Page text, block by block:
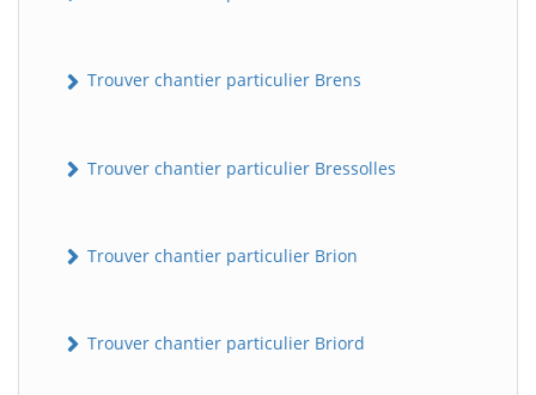
Trouver chantier particulier Brens
Trouver chantier particulier Bressolles
Trouver chantier particulier Brion
Trouver chantier particulier Briord